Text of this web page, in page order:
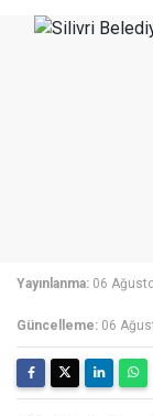
Yayınlanma: 06
Güncelleme: 06